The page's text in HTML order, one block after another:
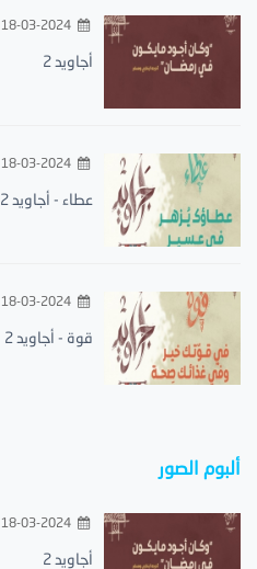
18-03-2024 08:49 مساءً
أجاويد 2
18-03-2024 08:48 مساءً
عطاء - أجاويد 2
18-03-2024 08:46 مساءً
قوة - أجاويد 2
ألبوم الصور
18-03-2024 08:49 مساءً
أجاويد 2